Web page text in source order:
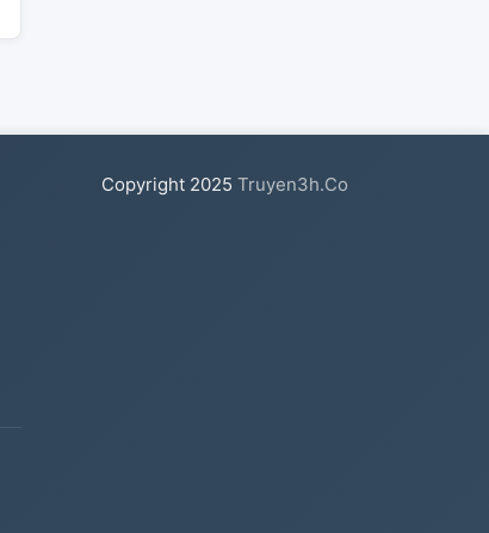
Copyright 2025 Truyen3h.Co